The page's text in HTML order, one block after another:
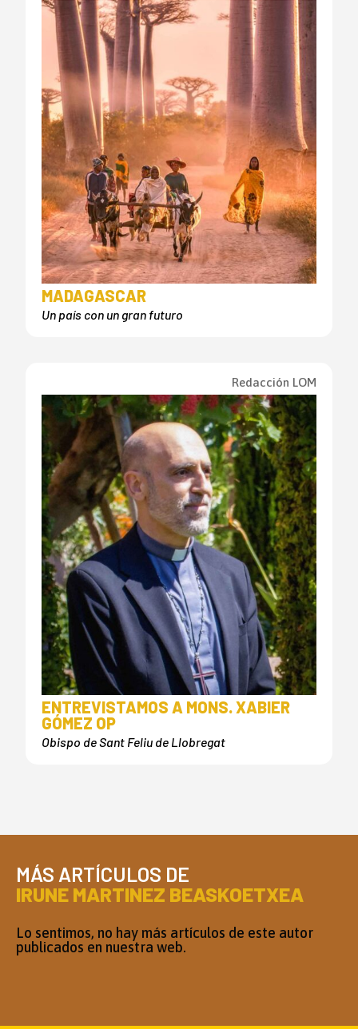
MADAGASCAR
Un país con un gran futuro
Redacción LOM
ENTREVISTAMOS A MONS. XABIER
GÓMEZ OP
Obispo de Sant Feliu de Llobregat
MÁS ARTÍCULOS DE
IRUNE MARTINEZ BEASKOETXEA
Lo sentimos, no hay más artículos de este autor
publicados en nuestra web.